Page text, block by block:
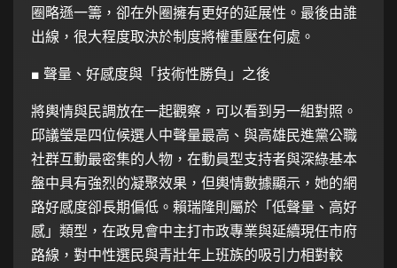
圈略遜一籌，卻在外圈擁有更好的延展性。最後由誰
出線，很大程度取決於制度將權重壓在何處。
■ 聲量、好感度與「技術性勝負」之後
將輿情與民調放在一起觀察，可以看到另一組對照。
邱議瑩是四位候選人中聲量最高、與高雄民進黨公職
社群互動最密集的人物，在動員型支持者與深綠基本
盤中具有強烈的凝聚效果，但輿情數據顯示，她的網
路好感度卻長期偏低。賴瑞隆則屬於「低聲量、高好
感」類型，在政見會中主打市政專業與延續現任市府
路線，對中性選民與青壯年上班族的吸引力相對較